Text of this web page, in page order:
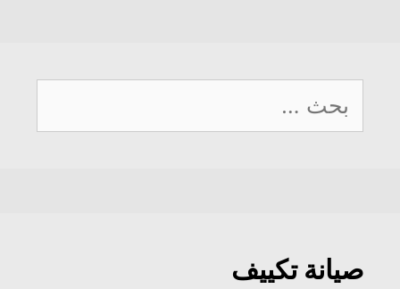
عن:
صيانة تكييف